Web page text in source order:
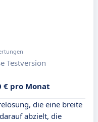
Testversion
€ pro Monat
die eine breite
abzielt, die